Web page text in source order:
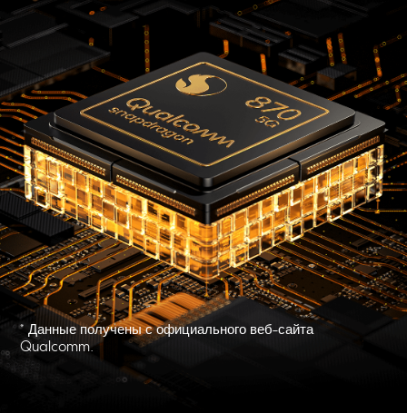
* Данные получены с официального веб-сайта
Qualcomm.